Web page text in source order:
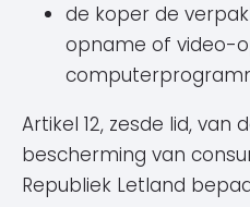
de koper de
opname of video-
Artikel 12, zesde lid, van
bescherming van
Republiek Letland